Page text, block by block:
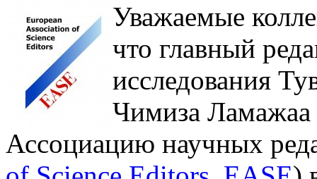
Уважаемые
что главный
исследования
Чимиза Ламажаа
Ассоциацию научных